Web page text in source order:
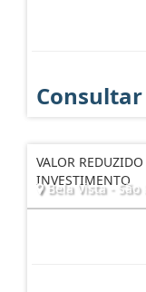
Consultar
VALOR
INVESTIMENTO
Bela Vista - São